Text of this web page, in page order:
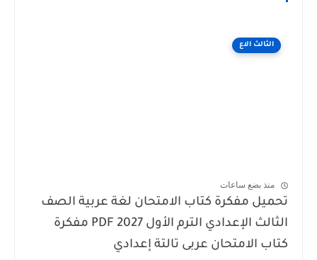
الثالث الاع
منذ بضع ساعات
تحميل مفكرة كتاب الامتحان لغة عربية الصف
الثالث الإعدادي الترم الأول 2027 PDF مفكرة
كتاب الامتحان عربى تالتة إعدادي